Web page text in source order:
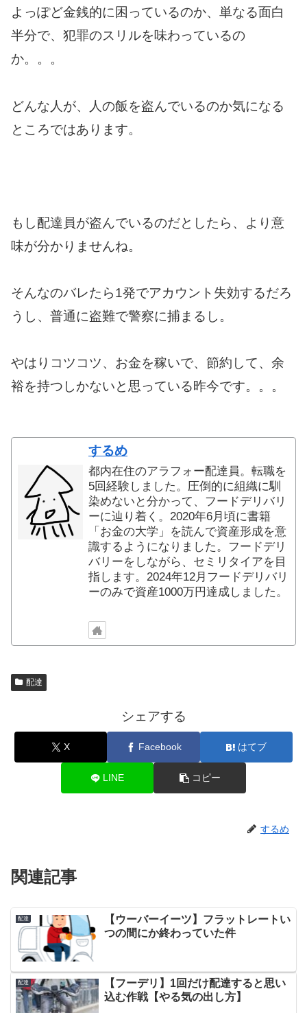
よっぽど金銭的に困っているのか、単なる面白
半分で、犯罪のスリルを味わっているの
か。。。
どんな人が、人の飯を盗んでいるのか気になる
ところではあります。
もし配達員が盗んでいるのだとしたら、より意
味が分かりませんね。
そんなのバレたら1発でアカウント失効するだろ
うし、普通に盗難で警察に捕まるし。
やはりコツコツ、お金を稼いで、節約して、余
裕を持つしかないと思っている昨今です。。。
するめ
都内在住のアラフォー配達員。転職を
5回経験しました。圧倒的に組織に馴
染めないと分かって、フードデリバリ
ーに辿り着く。2020年6月頃に書籍
「お金の大学」を読んで資産形成を意
識するようになりました。フードデリ
バリーをしながら、セミリタイアを目
指します。2024年12月フードデリバリ
ーのみで資産1000万円達成しました。
配達
シェアする
X Facebook はてブ
LINE コピー
するめ
関連記事
配達
【ウーバーイーツ】フラットレートい
つの間にか終わっていた件
配達
【フーデリ】1回だけ配達すると思い
込む作戦【やる気の出し方】